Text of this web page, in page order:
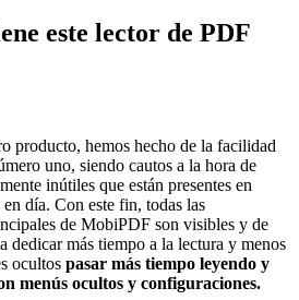
este lector de PDF
producto, hemos hecho de la facilidad
uno, siendo cautos a la hora de
inútiles que están presentes en
día. Con este fin, todas las
de MobiPDF son visibles y de
dedicar más tiempo a la lectura y menos
ocultos pasar más tiempo leyendo y
menús ocultos y configuraciones.